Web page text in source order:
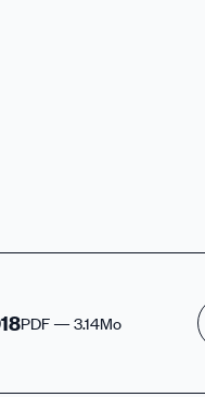
PDF — 3.14Mo